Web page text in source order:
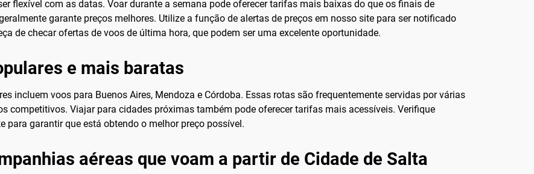
flexível com as datas. Voar durante a semana pode oferecer tarifas mais baixas do que os finais de
garante preços melhores. Utilize a função de alertas de preços em nosso site para ser notificado
de checar ofertas de voos de última hora, que podem ser uma excelente oportunidade.
e mais baratas
incluem voos para Buenos Aires, Mendoza e Córdoba. Essas rotas são frequentemente servidas por várias
competitivos. Viajar para cidades próximas também pode oferecer tarifas mais acessíveis. Verifique
para garantir que está obtendo o melhor preço possível.
aéreas que voam a partir de Cidade de Salta